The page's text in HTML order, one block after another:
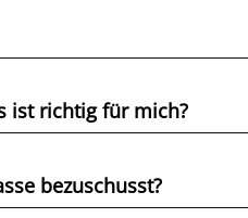
ist richtig für mich?
bezuschusst?